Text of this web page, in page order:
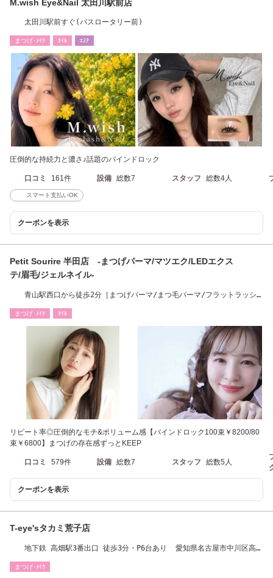
M.wish Eye&Nail 太田川駅前店
太田川駅前すぐ(バスロータリー前)
まつげ･ﾒｲｸ ﾈｲﾙ ｴｽﾃ
圧倒的な持続力と濃さ♪話題のバインドロック
口コミ 161件 設備 総数7 スタッフ 総数4人
スマート支払いOK
クーポンを表示
Petit Sourire 半田店 -まつげパーマ/マツエク/LEDエクス
テ/眉毛/ジェルネイル-
青山駅西口から徒歩2分［まつげパーマ/まつ毛パーマ/フラットラッシ
まつげ･ﾒｲｸ ﾈｲﾙ
リピート率◎圧倒的なモチ&ボリューム感【バインドロック100束￥8200/80
束￥6800】まつげの存在感ずっとKEEP
口コミ 579件 設備 総数7 スタッフ 総数5人
クーポンを表示
T-eye'sタカミ荒子店
地下鉄 高畑駅3番出口 徒歩3分・P6台あり 愛知県名古屋市中川区高畑
まつげ･ﾒｲｸ